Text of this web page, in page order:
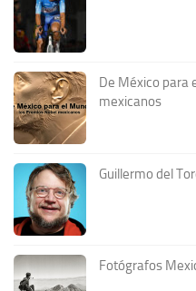
De México para
mexicanos
Guillermo del
Fotógrafos